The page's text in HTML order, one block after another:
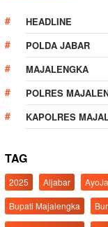
HEADLINE
POLDA JABAR
MAJALENGKA
POLRES
KAPOLRES
TAG
2025 Aljabar
Bupati Majalengka